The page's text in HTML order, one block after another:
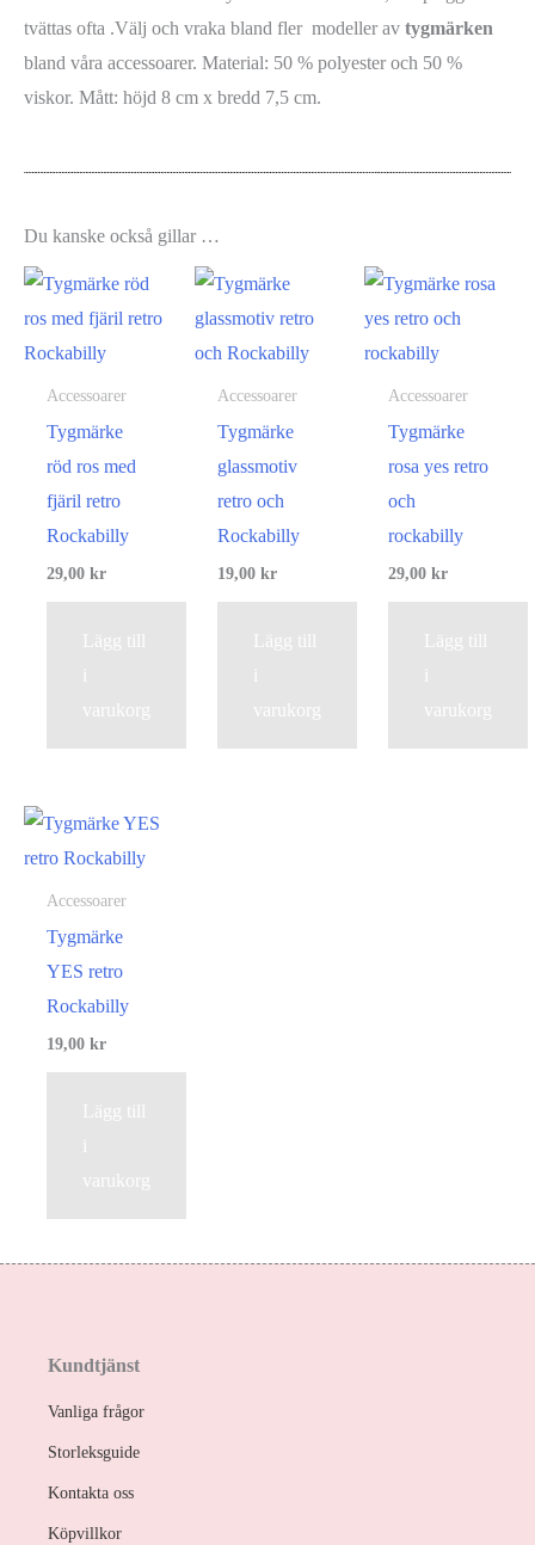
tvättas ofta .Välj och vraka bland fler modeller av tygmärken
bland våra accessoarer. Material: 50 % polyester och 50 %
viskor. Mått: höjd 8 cm x bredd 7,5 cm.
Du kanske också gillar …
Accessoarer
Tygmärke
röd ros med
fjäril retro
Rockabilly
29,00kr
Lägg till
varukorg
Accessoarer
Tygmärke
glassmotiv
retro och
Rockabilly
19,00 kr
Lägg till
varukorg
Accessoarer
Tygmärke
rosa yes retro
och
rockabilly
29,00 kr
Lägg till
varukorg
Accessoarer
Tygmärke
YES retro
Rockabilly
19,00kr
Lägg till
varukorg
Kundtjänst
Vanliga frågor
Storleksguide
Kontakta oss
Köpvillkor